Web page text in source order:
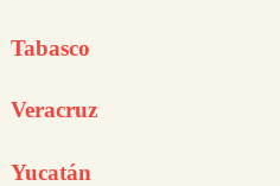
Tabasco
Veracruz
Yucatán